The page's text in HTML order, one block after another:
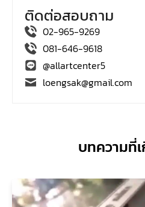
ติดต่อสอบถาม
02-965-9269
081-646-9618
@allartcenter5
loengsak@gmail.com
บทความที่